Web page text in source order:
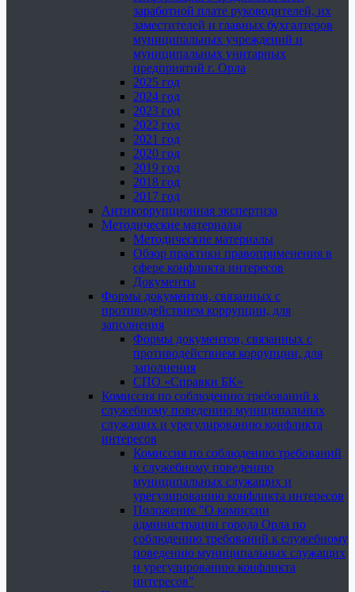
заработной плате руководителей, их
заместителей и главных бухгалтеров
муниципальных учреждений и
муниципальных унитарных
предприятий г. Орла
2025 год
2024 год
2023 год
2022 год
2021 год
2020 год
2019 год
2018 год
2017 год
Антикоррупционная экспертиза
Методические материалы
Методические материалы
Обзор практики правоприменения в
сфере конфликта интересов
Документы
Формы документов, связанных с
противодействием коррупции, для
заполнения
Формы документов, связанных с
противодействием коррупции, для
заполнения
СПО «Справки БК»
Комиссия по соблюдению требований к
служебному поведению муниципальных
служащих и урегулированию конфликта
интересов
Комиссия по соблюдению требований
к служебному поведению
муниципальных служащих и
урегулированию конфликта интересов
Положение "О комиссии
администрации города Орла по
соблюдению требований к служебному
поведению муниципальных служащих
и урегулированию конфликта
интересов"